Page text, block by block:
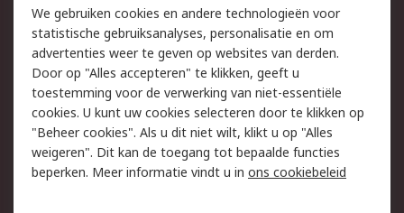
Track & Trace
Wettelijk
Cookiebeleid
Email veiligheid
Privacybeleid
Websitevoorwaarden
Algemene
verkoopvoorwaarden
We gebruiken cookies en andere technologieën voor
statistische gebruiksanalyses, personalisatie en om
advertenties weer te geven op websites van derden.
Door op "Alles accepteren" te klikken, geeft u
toestemming voor de verwerking van niet-essentiële
cookies. U kunt uw cookies selecteren door te klikken op
"Beheer cookies". Als u dit niet wilt, klikt u op "Alles
weigeren". Dit kan de toegang tot bepaalde functies
beperken. Meer informatie vindt u in ons cookiebeleid